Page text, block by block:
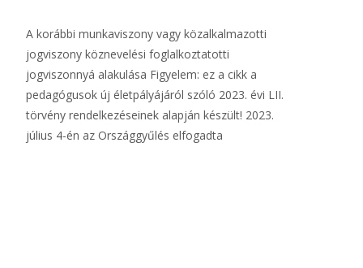
A korábbi munkaviszony vagy közalkalmazotti
jogviszony köznevelési foglalkoztatotti
jogviszonnyá alakulása Figyelem: ez a cikk a
pedagógusok új életpályájáról szóló 2023. évi LII.
törvény rendelkezéseinek alapján készült! 2023.
július 4-én az Országgyűlés elfogadta